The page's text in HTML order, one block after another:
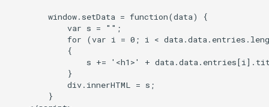
        window.setData = function(data) {
            var s = "";
for (var i = 0; i <
            {
s += '<h1>' +
            }
            div.innerHTML = s;
        }